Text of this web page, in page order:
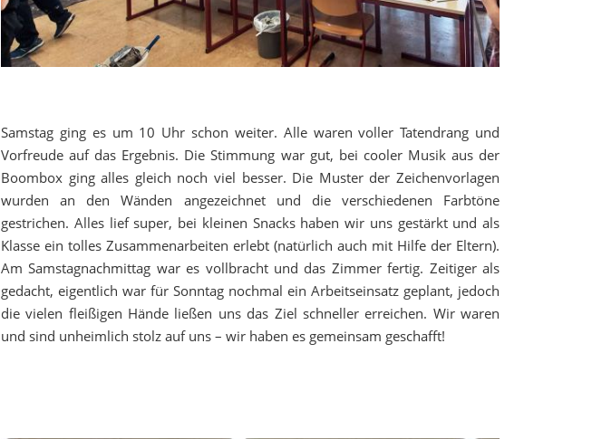
Samstag ging es um 10 Uhr schon weiter. Alle waren voller Tatendrang und
Vorfreude auf das Ergebnis. Die Stimmung war gut, bei cooler Musik aus der
Boombox ging alles gleich noch viel besser. Die Muster der Zeichenvorlagen
wurden an den Wänden angezeichnet und die verschiedenen Farbtöne
gestrichen. Alles lief super, bei kleinen Snacks haben wir uns gestärkt und als
Klasse ein tolles Zusammenarbeiten erlebt (natürlich auch mit Hilfe der Eltern).
Am Samstagnachmittag war es vollbracht und das Zimmer fertig. Zeitiger als
gedacht, eigentlich war für Sonntag nochmal ein Arbeitseinsatz geplant, jedoch
die vielen fleißigen Hände ließen uns das Ziel schneller erreichen. Wir waren
und sind unheimlich stolz auf uns – wir haben es gemeinsam geschafft!